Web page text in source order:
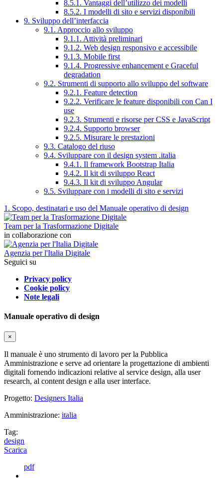
8.5.1. Vantaggi dell’utilizzo dei modelli
8.5.2. I modelli di sito e servizi disponibili
9. Sviluppo dell’interfaccia
9.1. Approccio allo sviluppo
9.1.1. Attività preliminari
9.1.2. Web design responsivo e accessibile
9.1.3. Mobile first
9.1.4. Progressive enhancement e Graceful
degradation
9.2. Strumenti di supporto allo sviluppo del software
9.2.1. Feature detection
9.2.2. Verificare le feature disponibili con Can I
use
9.2.3. Strumenti e risorse per CSS e JavaScript
9.2.4. Supporto browser
9.2.5. Misurare le prestazioni
9.3. Catalogo del riuso
9.4. Sviluppare con il design system .italia
9.4.1. Il framework Bootstrap Italia
9.4.2. Il kit di sviluppo React
9.4.3. Il kit di sviluppo Angular
9.5. Sviluppare con i modelli di sito e servizi
1. Scopo, destinatari e uso del Manuale operativo di design
Team per la Trasformazione Digitale
in collaborazione con
Agenzia per l'Italia Digitale
Seguici su
Privacy policy
Cookie policy
Note legali
Manuale operativo di design
×
Il manuale è uno strumento di lavoro per la Pubblica
Amministrazione e serve ad orientare la progettazione di ambienti
digitali fornendo indicazioni relative al service design, alla user
research, al content design e alla user interface.
Progetto: Designers Italia
Amministrazione: italia
Tag:
design
Scarica
pdf